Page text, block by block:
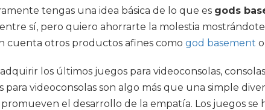
tengas una idea básica de lo que es gods
sí, pero quiero ahorrarte la molestia
cuenta otros productos afines como god basement o
los últimos juegos para videoconsolas, consolas
para videoconsolas son algo más que una simple
el desarrollo de la empatía. Los juegos